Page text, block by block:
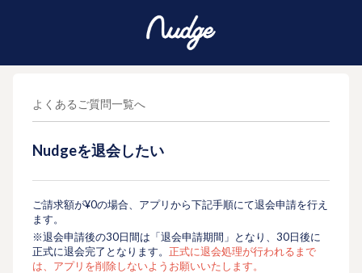
よくあるご質問一覧へ
Nudgeを退会したい
ご請求額が¥0の場合、アプリから下記手順にて退会申請を行え
ます。
※退会申請後の30日間は「退会申請期間」となり、30日後に
正式に退会完了となります。 正式に退会処理が行われるまで
は、アプリを削除しないようお願いいたします。